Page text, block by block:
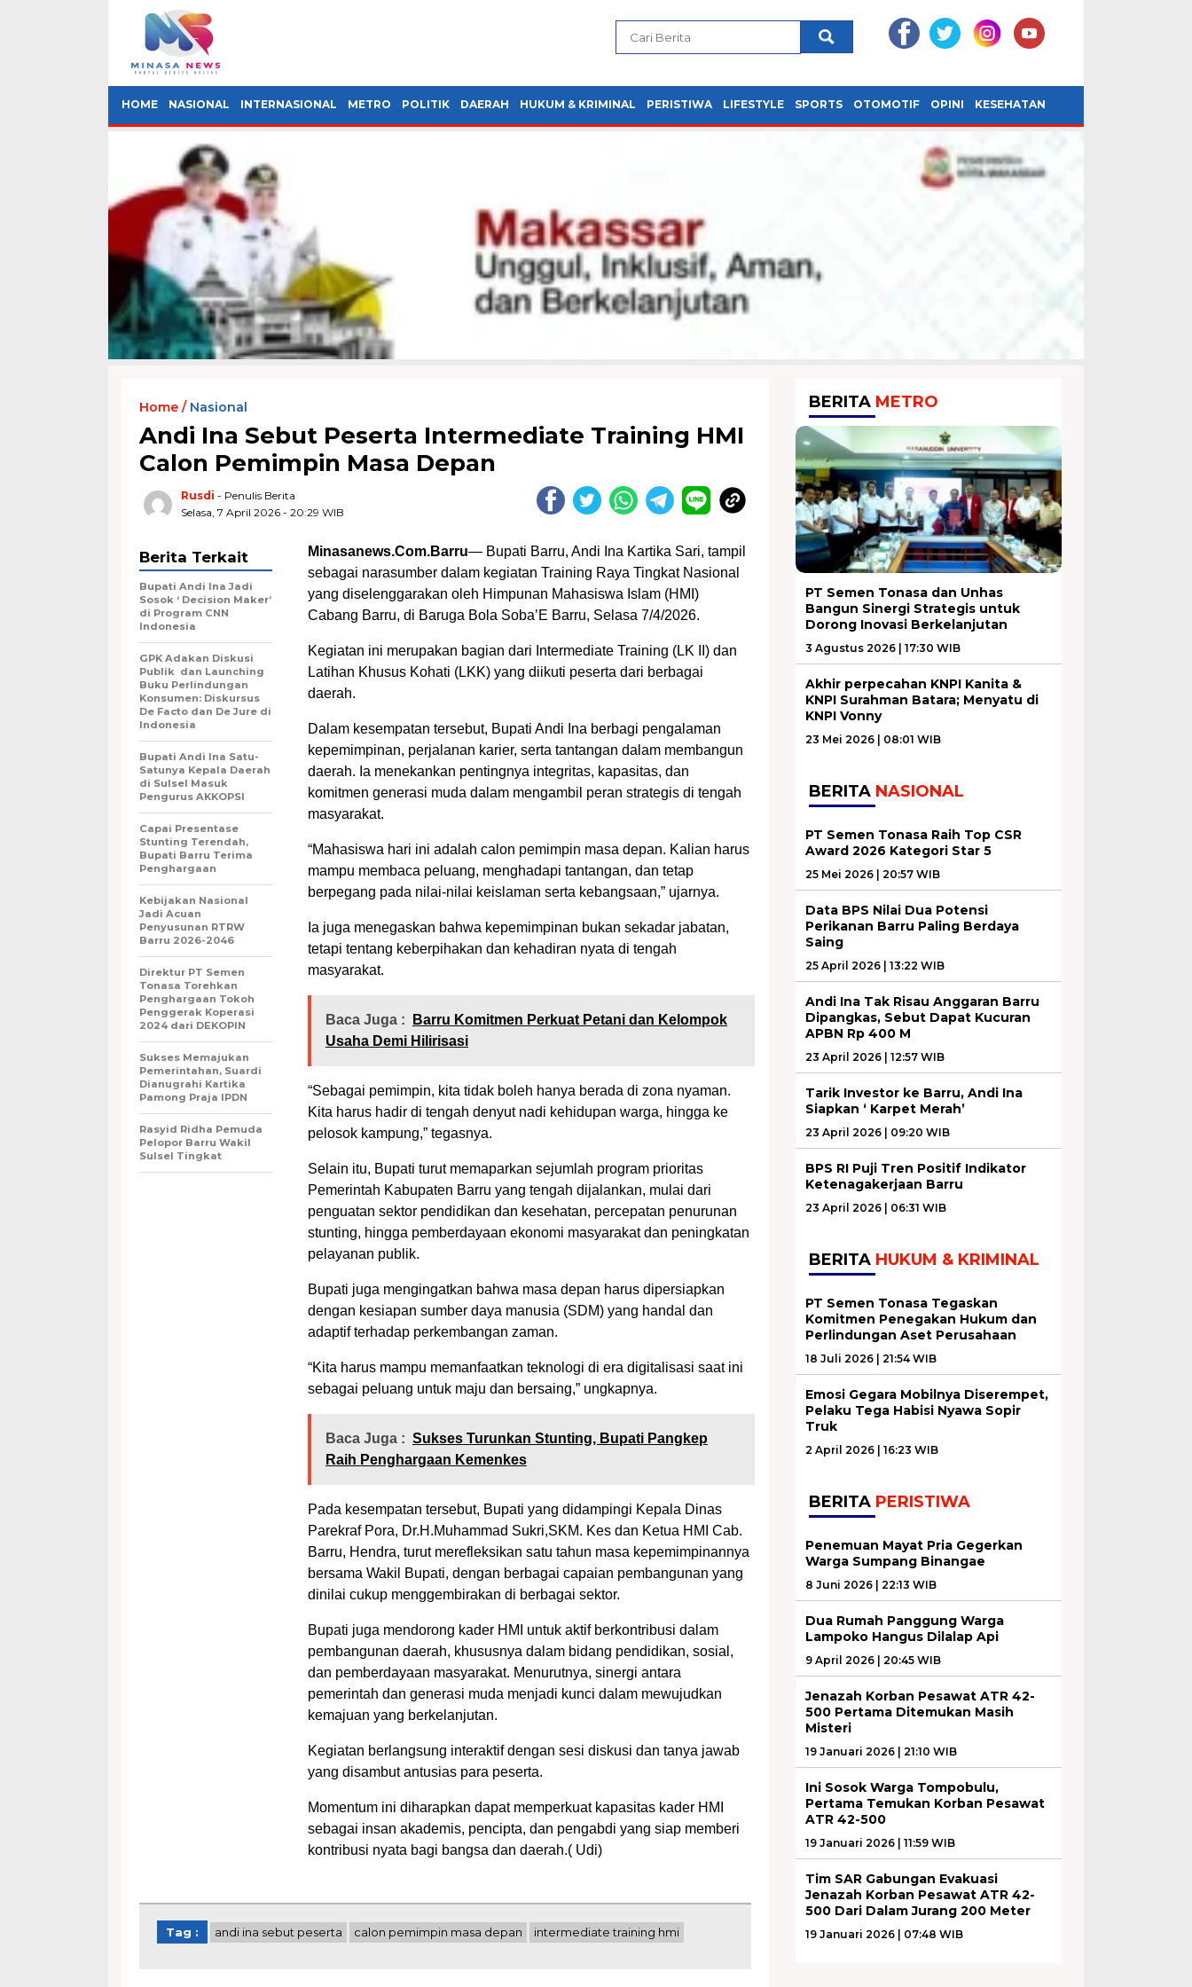
HOME NASIONAL INTERNASIONAL METRO POLITIK DAERAH HUKUM & KRIMINAL PERISTIWA LIFESTYLE SPORTS OTOMOTIF OPINI KESEHATAN
Home / Nasional
Andi Ina Sebut Peserta Intermediate Training HMI
Calon Pemimpin Masa Depan
Rusdi - Penulis Berita
Selasa, 7 April 2026 - 20:29 WIB
Minasanews.Com.Barru— Bupati Barru, Andi Ina Kartika Sari, tampil
sebagai narasumber dalam kegiatan Training Raya Tingkat Nasional
yang diselenggarakan oleh Himpunan Mahasiswa Islam (HMI)
Cabang Barru, di Baruga Bola Soba’E Barru, Selasa 7/4/2026.
Kegiatan ini merupakan bagian dari Intermediate Training (LK II) dan
Latihan Khusus Kohati (LKK) yang diikuti peserta dari berbagai
daerah.
Dalam kesempatan tersebut, Bupati Andi Ina berbagi pengalaman
kepemimpinan, perjalanan karier, serta tantangan dalam membangun
daerah. Ia menekankan pentingnya integritas, kapasitas, dan
komitmen generasi muda dalam mengambil peran strategis di tengah
masyarakat.
“Mahasiswa hari ini adalah calon pemimpin masa depan. Kalian harus
mampu membaca peluang, menghadapi tantangan, dan tetap
berpegang pada nilai-nilai keislaman serta kebangsaan,” ujarnya.
Ia juga menegaskan bahwa kepemimpinan bukan sekadar jabatan,
tetapi tentang keberpihakan dan kehadiran nyata di tengah
masyarakat.
Baca Juga :
Barru Komitmen Perkuat Petani dan Kelompok
Usaha Demi Hilirisasi
“Sebagai pemimpin, kita tidak boleh hanya berada di zona nyaman.
Kita harus hadir di tengah denyut nadi kehidupan warga, hingga ke
pelosok kampung,” tegasnya.
Selain itu, Bupati turut memaparkan sejumlah program prioritas
Pemerintah Kabupaten Barru yang tengah dijalankan, mulai dari
penguatan sektor pendidikan dan kesehatan, percepatan penurunan
stunting, hingga pemberdayaan ekonomi masyarakat dan peningkatan
pelayanan publik.
Bupati juga mengingatkan bahwa masa depan harus dipersiapkan
dengan kesiapan sumber daya manusia (SDM) yang handal dan
adaptif terhadap perkembangan zaman.
“Kita harus mampu memanfaatkan teknologi di era digitalisasi saat ini
sebagai peluang untuk maju dan bersaing,” ungkapnya.
Baca Juga : Sukses Turunkan Stunting, Bupati Pangkep
Raih Penghargaan Kemenkes
Pada kesempatan tersebut, Bupati yang didampingi Kepala Dinas
Parekraf Pora, Dr.H.Muhammad Sukri,SKM. Kes dan Ketua HMI Cab.
Barru, Hendra, turut merefleksikan satu tahun masa kepemimpinannya
bersama Wakil Bupati, dengan berbagai capaian pembangunan yang
dinilai cukup menggembirakan di berbagai sektor.
Bupati juga mendorong kader HMI untuk aktif berkontribusi dalam
pembangunan daerah, khususnya dalam bidang pendidikan, sosial,
dan pemberdayaan masyarakat. Menurutnya, sinergi antara
pemerintah dan generasi muda menjadi kunci dalam mewujudkan
kemajuan yang berkelanjutan.
Kegiatan berlangsung interaktif dengan sesi diskusi dan tanya jawab
yang disambut antusias para peserta.
Momentum ini diharapkan dapat memperkuat kapasitas kader HMI
sebagai insan akademis, pencipta, dan pengabdi yang siap memberi
kontribusi nyata bagi bangsa dan daerah.( Udi)
Berita Terkait
Bupati Andi Ina Jadi
Sosok ‘ Decision Maker’
di Program CNN
Indonesia
GPK Adakan Diskusi
Publik dan Launching
Buku Perlindungan
Konsumen: Diskursus
De Facto dan De Jure di
Indonesia
Bupati Andi Ina Satu-
Satunya Kepala Daerah
di Sulsel Masuk
Pengurus AKKOPSI
Capai Presentase
Stunting Terendah,
Bupati Barru Terima
Penghargaan
Kebijakan Nasional
Jadi Acuan
Penyusunan RTRW
Barru 2026-2046
Direktur PT Semen
Tonasa Torehkan
Penghargaan Tokoh
Penggerak Koperasi
2024 dari DEKOPIN
Sukses Memajukan
Pemerintahan, Suardi
Dianugrahi Kartika
Pamong Praja IPDN
Rasyid Ridha Pemuda
Pelopor Barru Wakil
Sulsel Tingkat
Tag : andi ina sebut peserta calon pemimpin masa depan intermediate training hmi
BERITA METRO
PT Semen Tonasa dan Unhas
Bangun Sinergi Strategis untuk
Dorong Inovasi Berkelanjutan
3 Agustus 2026 | 17:30 WIB
Akhir perpecahan KNPI Kanita &
KNPI Surahman Batara; Menyatu di
KNPI Vonny
23 Mei 2026 | 08:01 WIB
BERITA NASIONAL
PT Semen Tonasa Raih Top CSR
Award 2026 Kategori Star 5
25 Mei 2026 | 20:57 WIB
Data BPS Nilai Dua Potensi
Perikanan Barru Paling Berdaya
Saing
25 April 2026 | 13:22 WIB
Andi Ina Tak Risau Anggaran Barru
Dipangkas, Sebut Dapat Kucuran
APBN Rp 400 M
23 April 2026 | 12:57 WIB
Tarik Investor ke Barru, Andi Ina
Siapkan ‘ Karpet Merah’
23 April 2026 | 09:20 WIB
BPS RI Puji Tren Positif Indikator
Ketenagakerjaan Barru
23 April 2026 | 06:31 WIB
BERITA HUKUM & KRIMINAL
PT Semen Tonasa Tegaskan
Komitmen Penegakan Hukum dan
Perlindungan Aset Perusahaan
18 Juli 2026 | 21:54 WIB
Emosi Gegara Mobilnya Diserempet,
Pelaku Tega Habisi Nyawa Sopir
Truk
2 April 2026 | 16:23 WIB
BERITA PERISTIWA
Penemuan Mayat Pria Gegerkan
Warga Sumpang Binangae
8 Juni 2026 | 22:13 WIB
Dua Rumah Panggung Warga
Lampoko Hangus Dilalap Api
9 April 2026 | 20:45 WIB
Jenazah Korban Pesawat ATR 42-
500 Pertama Ditemukan Masih
Misteri
19 Januari 2026 | 21:10 WIB
Ini Sosok Warga Tompobulu,
Pertama Temukan Korban Pesawat
ATR 42-500
19 Januari 2026 | 11:59 WIB
Tim SAR Gabungan Evakuasi
Jenazah Korban Pesawat ATR 42-
500 Dari Dalam Jurang 200 Meter
19 Januari 2026 | 07:48 WIB